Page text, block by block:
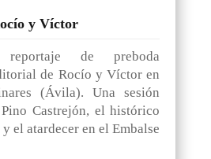
y Víctor
de preboda
de Rocío y Víctor en
(Ávila). Una sesión
Castrejón, el histórico
el atardecer en el Embalse